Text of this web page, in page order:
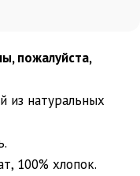
пожалуйста,
из натуральных
100% хлопок.